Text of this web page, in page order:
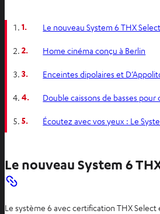
1. Le nouveau System 6 THX Select
2. Home cinéma conçu à Berlin
3. Enceintes dipolaires et
4. Double caissons de basses
5. Écoutez avec vos yeux : Le
Le nouveau System 6
Le système 6 avec certification THX